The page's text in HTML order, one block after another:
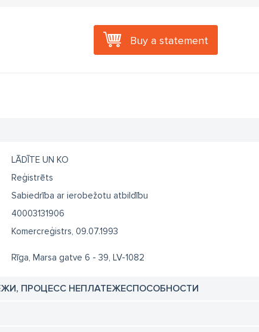
Buy a statement
LĀDĪTE UN KO
Reģistrēts
Sabiedrība ar ierobežotu atbildību
40003131906
Komercreģistrs, 09.07.1993
Rīga, Marsa gatve 6 - 39, LV-1082
ПРОЦЕСС НЕПЛАТЕЖЕСПОСОБНОСТИ